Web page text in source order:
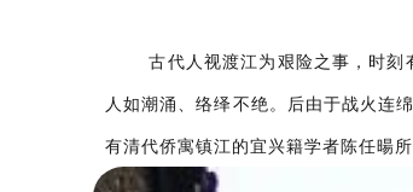
古代人视渡江为艰险之事，时
人如潮涌、络绎不绝。后由于战火连
有清代侨寓镇江的宜兴籍学者陈任暘